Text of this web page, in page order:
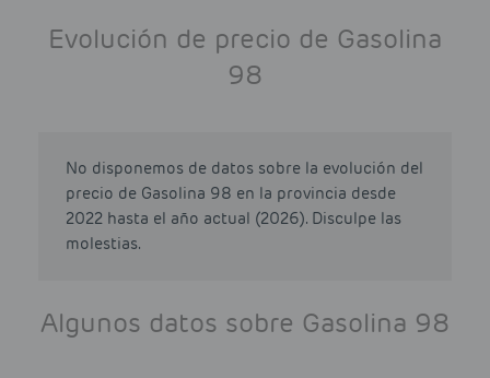
Evolución de precio de Gasolina
98
No disponemos de datos sobre la evolución del
precio de Gasolina 98 en la provincia desde
2022 hasta el año actual (2026). Disculpe las
molestias.
Algunos datos sobre Gasolina 98